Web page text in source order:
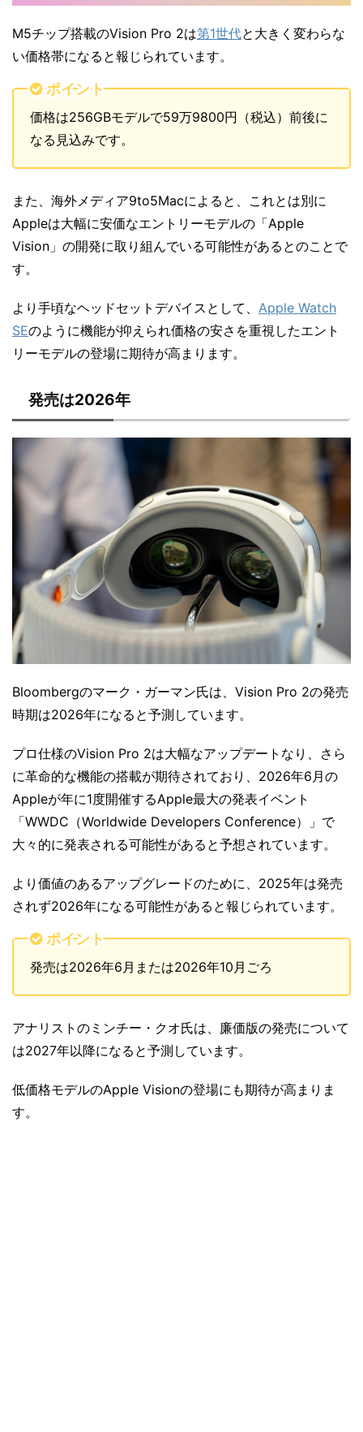
M5チップ搭載のVision Pro 2は第1世代と大きく変わらな
い価格帯になると報じられています。
ポイント
価格は256GBモデルで59万9800円（税込）前後に
なる見込みです。
また、海外メディア9to5Macによると、これとは別に
Appleは大幅に安価なエントリーモデルの「Apple
Vision」の開発に取り組んでいる可能性があるとのことで
す。
より手頃なヘッドセットデバイスとして、 Apple Watch
SEのように機能が抑えられ価格の安さを重視したエント
リーモデルの登場に期待が高まります。
発売は2026年
Bloombergのマーク・ガーマン氏は、Vision Pro 2の発売
時期は2026年になると予測しています。
プロ仕様のVision Pro 2は大幅なアップデートなり、さら
に革命的な機能の搭載が期待されており、2026年6月の
Appleが年に1度開催するApple最大の発表イベント
「WWDC（Worldwide Developers Conference）」で
大々的に発表される可能性があると予想されています。
より価値のあるアップグレードのために、2025年は発売
されず2026年になる可能性があると報じられています。
ポイント
発売は2026年6月または2026年10月ごろ
アナリストのミンチー・クオ氏は、廉価版の発売について
は2027年以降になると予測しています。
低価格モデルのApple Visionの登場にも期待が高まりま
す。